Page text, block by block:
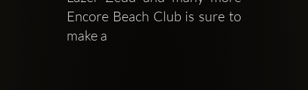
Encore Beach Club is sure to
make a